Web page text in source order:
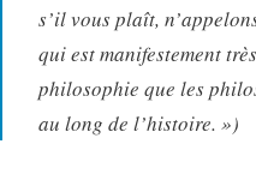
s’il vous plaît,
qui est manifestement
philosophie que les
au long de l’histoire. »)